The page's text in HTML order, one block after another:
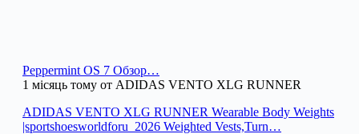
Peppermint OS 7 Обзор…
1 місяць тому от ADIDAS VENTO XLG RUNNER
ADIDAS VENTO XLG RUNNER Wearable Body Weights
|sportshoesworldforu_2026 Weighted Vests,Turn…